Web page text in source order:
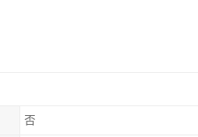
否